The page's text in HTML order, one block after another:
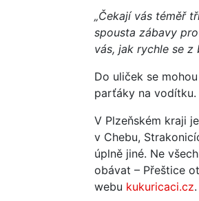
„Čekají vás téměř
spousta zábavy
vás, jak rychle se
Do uliček se
parťáky na
V Plzeňském kraji
v Chebu,
úplně jiné. Ne
obávat – Přeštice
webu kukuricaci.cz.